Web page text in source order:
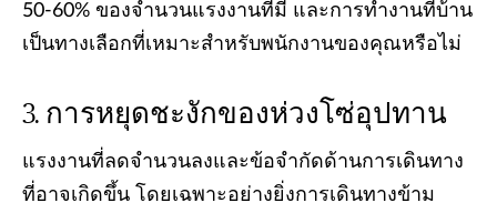
50-60% ของจำนวนแรงงานที่มี และการทำงานที่บ้าน
เป็นทางเลือกที่เหมาะสำหรับพนักงานของคุณหรือไม่
การหยุดชะงักของห่วงโซ่อุปทาน
แรงงานที่ลดจำนวนลงและข้อจำกัดด้านการเดินทาง
ที่อาจเกิดขึ้น โดยเฉพาะอย่างยิ่งการเดินทางข้าม